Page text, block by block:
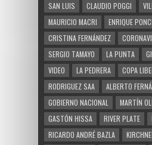
SAN LUIS
CLAUDIO POGGI
MAURICIO MACRI
ENRIQUE
CRISTINA FERNÁNDEZ
SERGIO TAMAYO
LA PUNTA
VIDEO
LA PEDRERA
COPA
RODRIGUEZ SAA
ALBERTO
GOBIERNO NACIONAL
MARTÍN
GASTÓN HISSA
RIVER PLATE
RICARDO ANDRÉ BAZLA